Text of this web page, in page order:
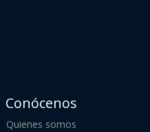
Conócenos
Quienes somos